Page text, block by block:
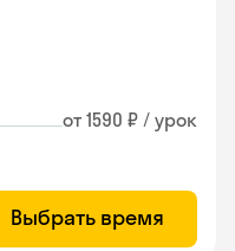
от 1590 ₽ / урок
Выбрать время